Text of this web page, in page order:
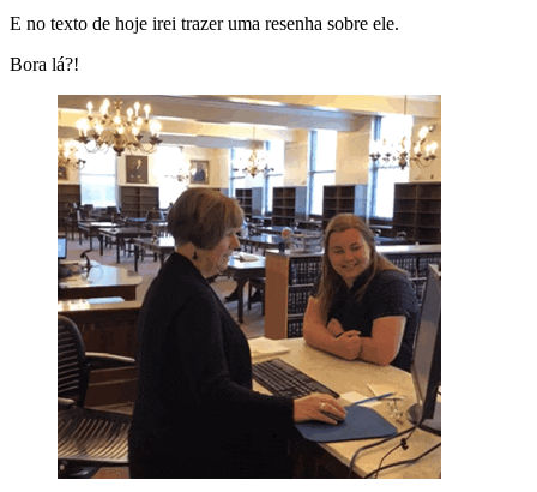
E no texto de hoje irei trazer uma resenha sobre ele.
Bora lá?!